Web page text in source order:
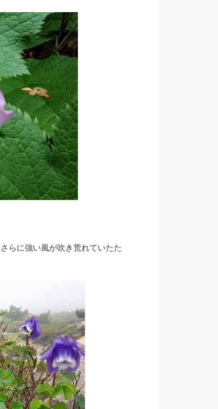
らに強い風が吹き荒れていたた